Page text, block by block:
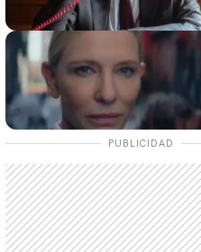
PUBLICIDAD